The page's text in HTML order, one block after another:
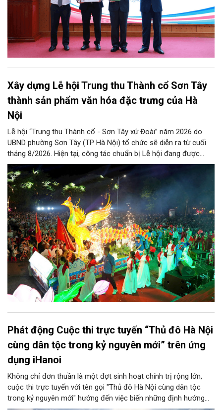
Xây dựng Lễ hội Trung thu Thành cổ Sơn Tây
thành sản phẩm văn hóa đặc trưng của Hà
Nội
Lễ hội “Trung thu Thành cổ - Sơn Tây xứ Đoài” năm 2026 do
UBND phường Sơn Tây (TP Hà Nội) tổ chức sẽ diễn ra từ cuối
tháng 8/2026. Hiện tại, công tác chuẩn bị Lễ hội đang được
chính quyền phường Sơn Tây cùng các phòng, ban, ngành, đơn
vị và 25 tổ dân phố khẩn trương triển khai, tạo khí thế sôi nổi,
sẵn sàng mang đến cho Nhân dân và du khách một mùa Trung
thu quy mô, đặc sắc và giàu bản sắc văn hóa xứ Đoài.
Phát động Cuộc thi trực tuyến “Thủ đô Hà Nội
cùng dân tộc trong kỷ nguyên mới” trên ứng
dụng iHanoi
Không chỉ đơn thuần là một đợt sinh hoạt chính trị rộng lớn,
cuộc thi trực tuyến với tên gọi "Thủ đô Hà Nội cùng dân tộc
trong kỷ nguyên mới" hướng đến việc biến những định hướng